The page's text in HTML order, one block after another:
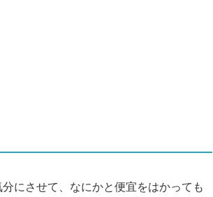
にさせて、なにかと便宜をはかっても